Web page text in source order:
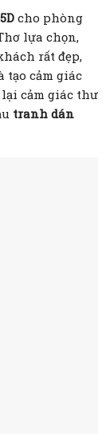
cho phòng
lựa chọn,
rất đẹp,
tạo cảm giác
cảm giác thư
tranh dán